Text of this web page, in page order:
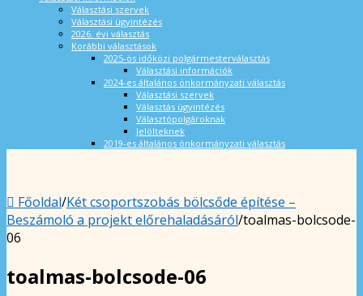
Választási szervek
Választási ügyintézés
2026. évi választás
Korábbi választások
2025-ös időközi polgármesterválasztás
Választási információk
2024-es általános önkormányzati választás
Választási szervek
Választás ügyintézés
Választópolgároknak
Jelölteknek
2019-es általános önkormányzati választás
Főoldal/Két csoportszobás bölcsőde építése –
Beszámoló a projekt előrehaladásáról/toalmas-bolcsode-
06
toalmas-bolcsode-06